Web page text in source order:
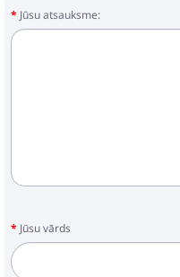
Jūsu atsauksme:
Jūsu vārds